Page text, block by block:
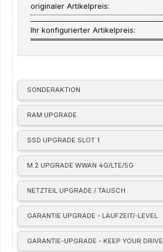
SONDERAKTION
RAM UPGRADE
SSD UPGRADE SLOT 1
M.2 UPGRADE WWAN 4G/LTE/5G
NETZTEIL UPGRADE / TAUSCH
GARANTIE UPGRADE - LAUFZEIT/-LEVEL
GARANTIE-UPGRADE - KEEP YOUR DRIVE
originaler Artikelpreis:
Ihr konfigurierter Artikelpreis: